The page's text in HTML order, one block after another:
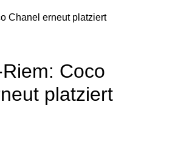
Chanel erneut platziert
Coco
platziert